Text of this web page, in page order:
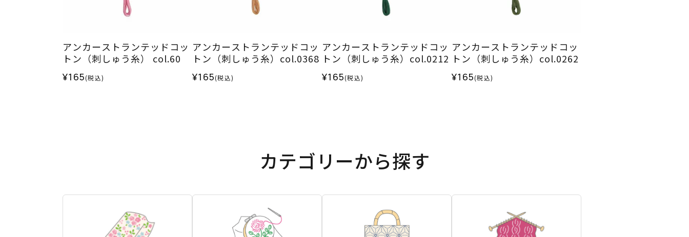
アンカーストランテッドコッ
トン（刺しゅう糸） col.60
¥165(税込)
アンカーストランテッドコッ
トン（刺しゅう糸）col.0368
¥165(税込)
アンカーストランテッドコッ
トン（刺しゅう糸）col.0212
¥165(税込)
アンカーストランテッドコッ
トン（刺しゅう糸）col.0262
¥165(税込)
カテゴリーから探す